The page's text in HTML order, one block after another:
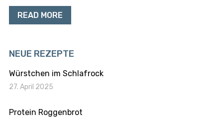
READ MORE
NEUE REZEPTE
Würstchen im Schlafrock
27. April 2025
Protein Roggenbrot